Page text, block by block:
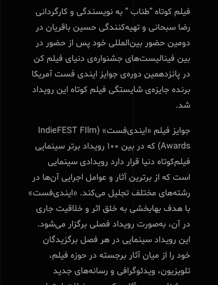
فیلم کوتاه “طناب “ به نویسندگی و کارگردانی
رضا سبحانی و تهیه‌کنندگی حسین باقریان در
دومین حضور بین‌المللی خود پس از حضور در
بین فینالیست‌های جشنواره‌ی دنیای فیلم کن
در پانزدهمین دوره‌ی جوایز ایندی فست آمریکا
برنده جایزه‌ی شایستگی فیلم‌ کوتاه این رویداد
شد.
جوایز فیلم «ایندی‌فست» (IndieFEST FIlm
Awards) که در بین ۱۰۰ رویداد برتر سینمایی
فیلم‌کوتاه دنیا قرار دارد رویدادی سینمایی
است که از برترین آثار و عوامل اجرایی آن‌ها در
رشته‌های مختلف تجلیل می‌کند. «ایندی‌فست»
با هدف بهابخشی به خلق اثر و خلاقیت جاری
در آن، به‌صورت رویداد فصلی برگزار می‌شود.
این رویداد سینمایی در هر فصل برگزیدگان
خود را از میان آثار برجسته در حوزه فیلم،
تلویزیون، ویدئوگرافی و رسانه‌های جدید